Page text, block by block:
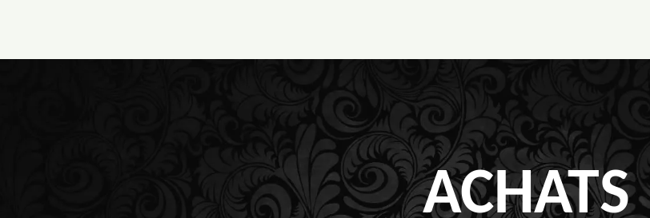
ACHATS